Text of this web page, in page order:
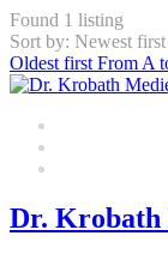
Found 1 listing
Sort by: Newest first
Oldest first From A
Dr. Krobath